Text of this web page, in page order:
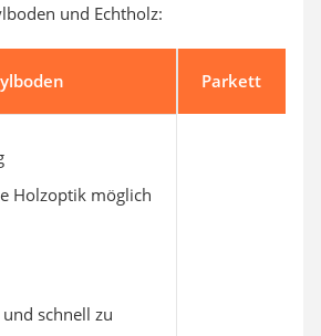
und Echtholz:
Parkett
Holzoptik möglich
schnell zu